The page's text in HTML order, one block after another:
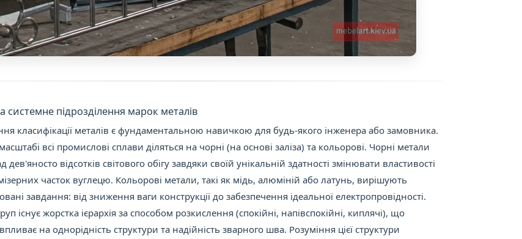
системне підрозділення марок металів
класифікації металів є фундаментальною навичкою для будь-якого інженера або замовника.
всі промислові сплави діляться на чорні (на основі заліза) та кольорові. Чорні метали
відсотків світового обігу завдяки своїй унікальній здатності змінювати властивості
часток вуглецю. Кольорові метали, такі як мідь, алюміній або латунь, вирішують
завдання: від зниження ваги конструкції до забезпечення ідеальної електропровідності.
існує жорстка ієрархія за способом розкислення (спокійні, напівспокійні, киплячі), що
на однорідність структури та надійність зварного шва. Розуміння цієї структури